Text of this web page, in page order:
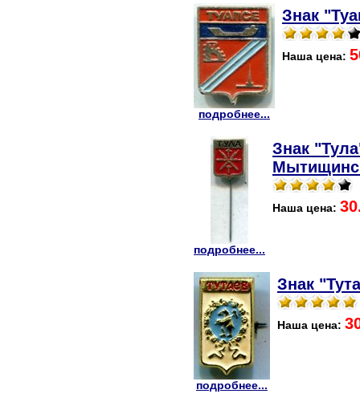
подробнее...
Знак
Наша цена:
подробнее...
Знак
Наша цена:
подробнее...
Знак
Наша цена: